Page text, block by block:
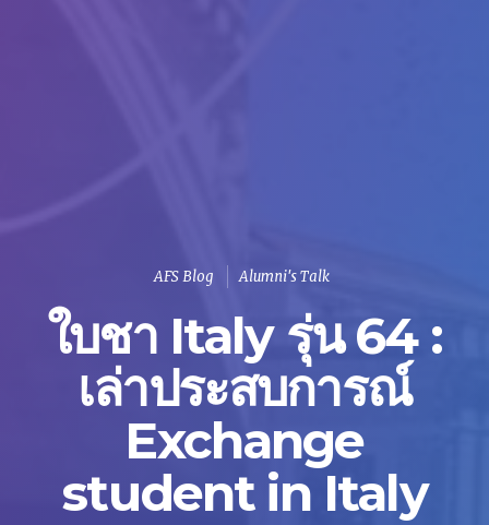
AFS Blog Alumni's Talk
ใบชา Italy รุ่น 64 :
เล่าประสบการณ์
Exchange
student in Italy